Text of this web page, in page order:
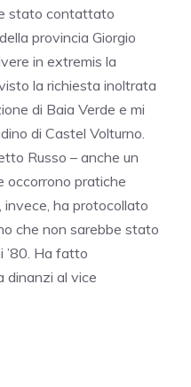
stato contattato
provincia Giorgio
in extremis la
la richiesta inoltrata
di Baia Verde e mi
di Castel Volturno.
Russo – anche un
occorrono pratiche
ha protocollato
che non sarebbe stato
’80. Ha fatto
dinanzi al vice